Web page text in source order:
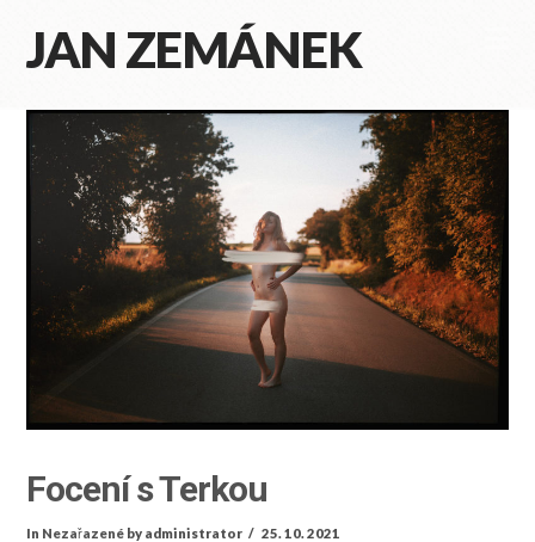
JAN ZEMÁNEK
Focení s Terkou
In Nezařazené by administrator 25. 10. 2021